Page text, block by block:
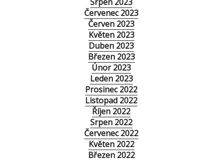
Červenec 2023
Červen 2023
Květen 2023
Duben 2023
Březen 2023
Únor 2023
Leden 2023
Prosinec 2022
Listopad 2022
Říjen 2022
Srpen 2022
Červenec 2022
Květen 2022
Březen 2022